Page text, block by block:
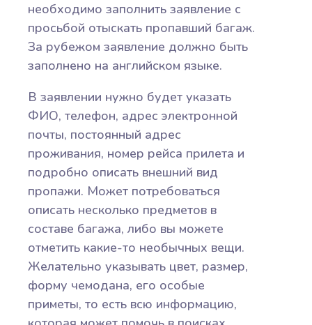
необходимо заполнить заявление с
просьбой отыскать пропавший багаж.
За рубежом заявление должно быть
заполнено на английском языке.
В заявлении нужно будет указать
ФИО, телефон, адрес электронной
почты, постоянный адрес
проживания, номер рейса прилета и
подробно описать внешний вид
пропажи. Может потребоваться
описать несколько предметов в
составе багажа, либо вы можете
отметить какие-то необычных вещи.
Желательно указывать цвет, размер,
форму чемодана, его особые
приметы, то есть всю информацию,